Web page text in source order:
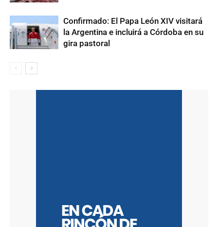
Confirmado: El Papa León XIV visitará
la Argentina e incluirá a Córdoba en su
gira pastoral